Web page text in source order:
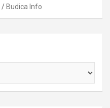
Budica Info